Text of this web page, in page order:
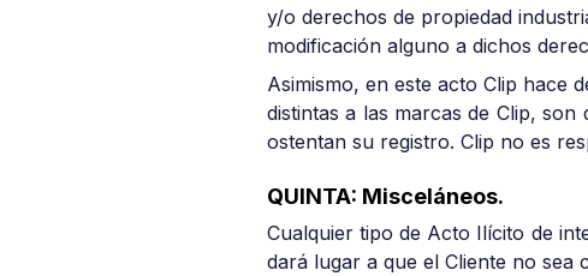
y/o derechos de propiedad
modificación alguno a dichos
Asimismo, en este acto Clip hace
distintas a las marcas de Clip,
ostentan su registro. Clip no es
QUINTA: Misceláneos.
Cualquier tipo de Acto Ilícito de
dará lugar a que el Cliente no sea